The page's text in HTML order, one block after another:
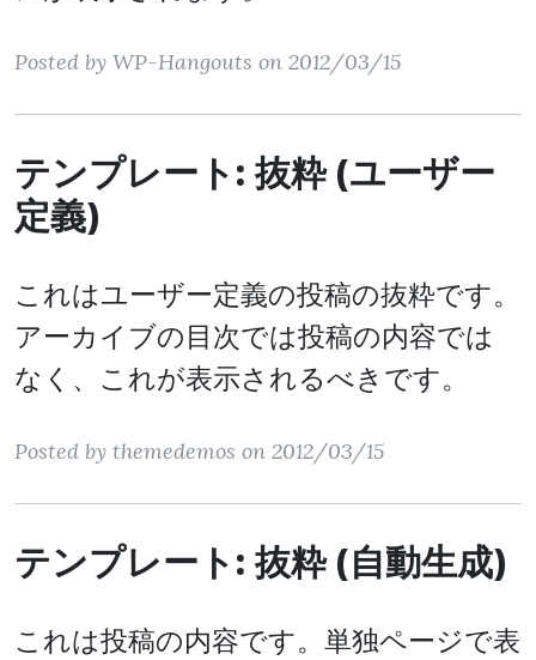
Posted by WP-Hangouts on 2012/03/15
テンプレート: 抜粋 (ユーザー
定義)
これはユーザー定義の投稿の抜粋です。
アーカイブの目次では投稿の内容では
なく、これが表示されるべきです。
Posted by themedemos on 2012/03/15
テンプレート: 抜粋 (自動生成)
これは投稿の内容です。単独ページで表